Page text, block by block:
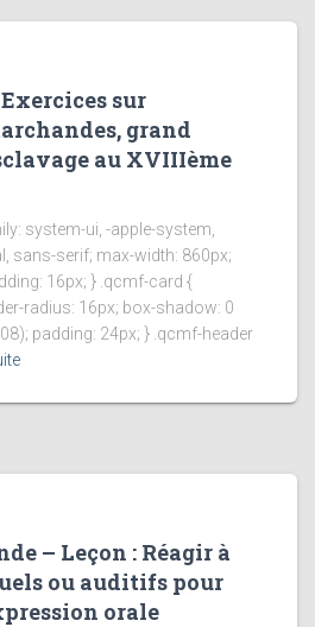
sur
grand
au XVIIIème
system-ui, -apple-system,
sans-serif; max-width: 860px;
16px; } .qcmf-card {
radius: 16px; box-shadow: 0
padding: 24px; } .qcmf-header
– Leçon : Réagir à
ou auditifs pour
orale